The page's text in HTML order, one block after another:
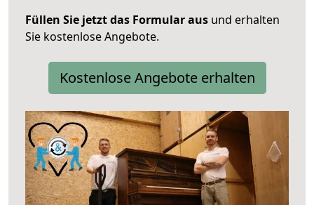
Füllen Sie jetzt das Formular aus und erhalten
Sie kostenlose Angebote.
Kostenlose Angebote erhalten